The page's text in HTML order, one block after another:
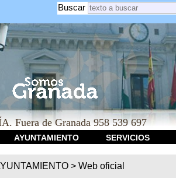
Buscar
Fuera de Granada 958 539 697
AYUNTAMIENTO SERVICIOS
> Web oficial